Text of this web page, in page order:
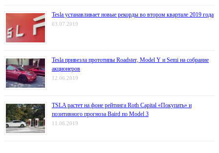
Tesla устанавливает новые рекорды во втором квартале 2019 года
03.07.2019
Tesla привезла прототипы Roadster, Model Y и Semi на собрание
акционеров
12.06.2019
TSLA растет на фоне рейтинга Roth Capital «Покупать» и
позитивного прогноза Baird по Model 3
11.06.2019